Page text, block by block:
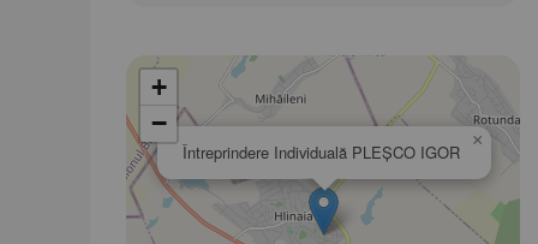
Întreprindere Individuală PLEŞCO IGOR
×
+
−